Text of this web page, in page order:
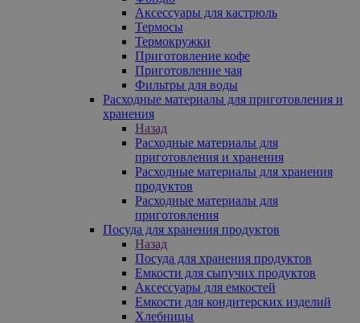
Аксессуары для кастрюль
Термосы
Термокружки
Приготовление кофе
Приготовление чая
Фильтры для воды
Расходные материалы для приготовления и
хранения
Назад
Расходные материалы для
приготовления и хранения
Расходные материалы для хранения
продуктов
Расходные материалы для
приготовления
Посуда для хранения продуктов
Назад
Посуда для хранения продуктов
Емкости для сыпучих продуктов
Аксессуары для емкостей
Емкости для кондитерских изделий
Хлебницы